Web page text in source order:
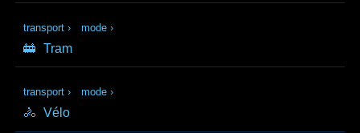
transport › mode ›
🚋 Tram
transport › mode ›
🚴 Vélo